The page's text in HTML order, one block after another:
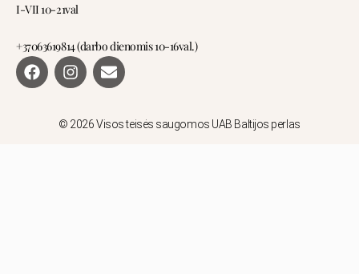
I-VII 10-21val
+37063619814 (darbo dienomis 10-16val.)
F
a
c
I
n
s
a
E
n
v
l
© 2026 Visos teisės saugomos UAB Baltijos perlas